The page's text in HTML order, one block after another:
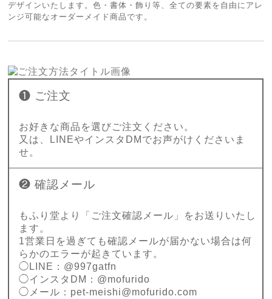
デザインいたします。色・書体・飾り等、全ての要素を自由にアレ
ンジ可能なオーダーメイド商品です。
❶ ご注文
お好きな商品を選びご注文ください。
又は、LINEやインスタDMでお声がけくださいま
せ。
❷ 確認メール
もふり堂より「ご注文確認メール」をお送りいたし
ます。
1営業日を過ぎても確認メールが届かない場合は何
らかのエラーが起きています。
◯LINE：@997gatfn
◯インスタDM：@mofurido
◯メール： pet-meishi@mofurido.com